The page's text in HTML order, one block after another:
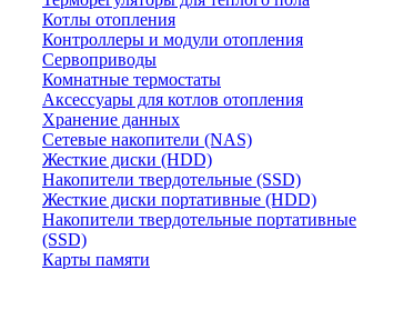
Котлы отопления
Контроллеры и модули отопления
Сервоприводы
Комнатные термостаты
Аксессуары для котлов отопления
Хранение данных
Сетевые накопители (NAS)
Жесткие диски (HDD)
Накопители твердотельные (SSD)
Жесткие диски портативные (HDD)
Накопители твердотельные портативные
(SSD)
Карты памяти